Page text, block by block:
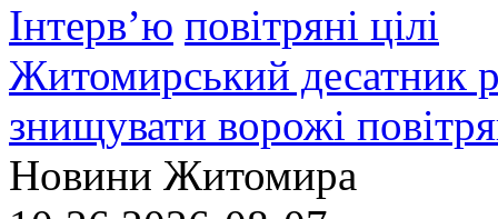
Інтерв’ю
Житомирський десатник
знищувати ворожі
Новини Житомира